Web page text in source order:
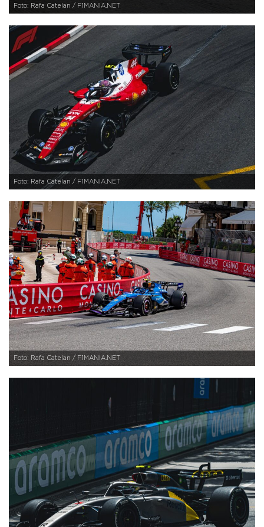
Foto: Rafa Catelan / F1MANIA.NET
Foto: Rafa Catelan / F1MANIA.NET
Foto: Rafa Catelan / F1MANIA.NET